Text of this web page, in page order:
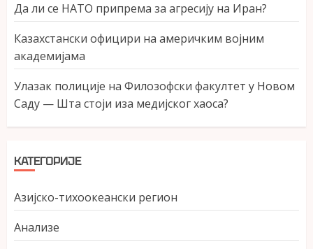
Да ли се НАТО припрема за агресију на Иран?
Казахстански официри на америчким војним
академијама
Улазак полиције на Филозофски факултет у Новом
Саду — Шта стоји иза медијског хаоса?
КАТЕГОРИЈЕ
Азијско-тихоокеански регион
Анализе